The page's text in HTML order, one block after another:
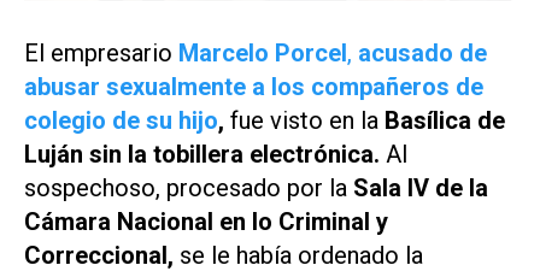
El empresario Marcelo Porcel, acusado de
abusar sexualmente a los compañeros de
colegio de su hijo, fue visto en la Basílica de
Luján sin la tobillera electrónica. Al
sospechoso, procesado por la Sala IV de la
Cámara Nacional en lo Criminal y
Correccional, se le había ordenado la